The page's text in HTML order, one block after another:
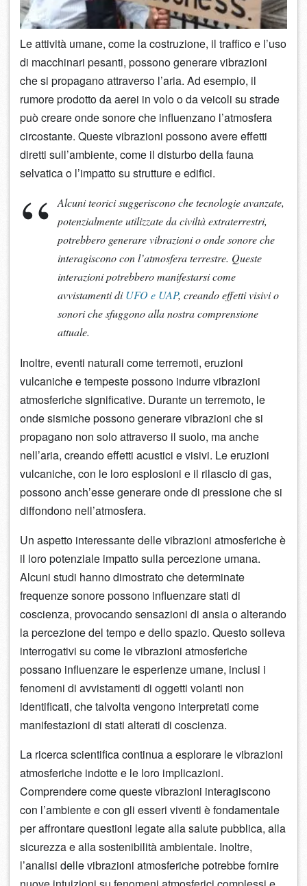
Le attività umane, come la costruzione, il traffico e l’uso
di macchinari pesanti, possono generare vibrazioni
che si propagano attraverso l’aria. Ad esempio, il
rumore prodotto da aerei in volo o da veicoli su strade
può creare onde sonore che influenzano l’atmosfera
circostante. Queste vibrazioni possono avere effetti
diretti sull’ambiente, come il disturbo della fauna
selvatica o l’impatto su strutture e edifici.
Alcuni teorici suggeriscono che tecnologie avanzate,
potenzialmente utilizzate da civiltà extraterrestri,
potrebbero generare vibrazioni o onde sonore che
interagiscono con l’atmosfera terrestre. Queste
interazioni potrebbero manifestarsi come
avvistamenti diUFO e UAP, creando effetti visivi o
sonori che sfuggono alla nostra comprensione
attuale.
Inoltre, eventi naturali come terremoti, eruzioni
vulcaniche e tempeste possono indurre vibrazioni
atmosferiche significative. Durante un terremoto, le
onde sismiche possono generare vibrazioni che si
propagano non solo attraverso il suolo, ma anche
nell’aria, creando effetti acustici e visivi. Le eruzioni
vulcaniche, con le loro esplosioni e il rilascio di gas,
possono anch’esse generare onde di pressione che si
diffondono nell’atmosfera.
Un aspetto interessante delle vibrazioni atmosferiche è
il loro potenziale impatto sulla percezione umana.
Alcuni studi hanno dimostrato che determinate
frequenze sonore possono influenzare stati di
coscienza, provocando sensazioni di ansia o alterando
la percezione del tempo e dello spazio. Questo solleva
interrogativi su come le vibrazioni atmosferiche
possano influenzare le esperienze umane, inclusi i
fenomeni di avvistamenti di oggetti volanti non
identificati, che talvolta vengono interpretati come
manifestazioni di stati alterati di coscienza.
La ricerca scientifica continua a esplorare le vibrazioni
atmosferiche indotte e le loro implicazioni.
Comprendere come queste vibrazioni interagiscono
con l’ambiente e con gli esseri viventi è fondamentale
per affrontare questioni legate alla salute pubblica, alla
sicurezza e alla sostenibilità ambientale. Inoltre,
l’analisi delle vibrazioni atmosferiche potrebbe fornire